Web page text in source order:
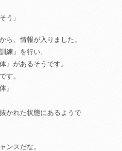
う」
ら、情報が入りました。
練』を行い、
』があるそうです。
す。
』
かれた状態にあるようで
ンスだな。